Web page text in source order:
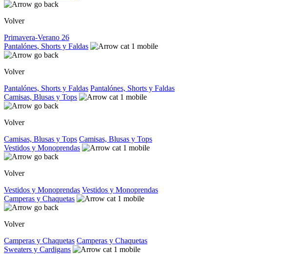
Volver
Primavera-Verano 26
Pantalónes, Shorts y Faldas
Volver
Pantalónes, Shorts y Faldas Pantalónes, Shorts y Faldas
Camisas, Blusas y Tops
Volver
Camisas, Blusas y Tops Camisas, Blusas y Tops
Vestidos y Monoprendas
Volver
Vestidos y Monoprendas Vestidos y Monoprendas
Camperas y Chaquetas
Volver
Camperas y Chaquetas Camperas y Chaquetas
Sweaters y Cardigans